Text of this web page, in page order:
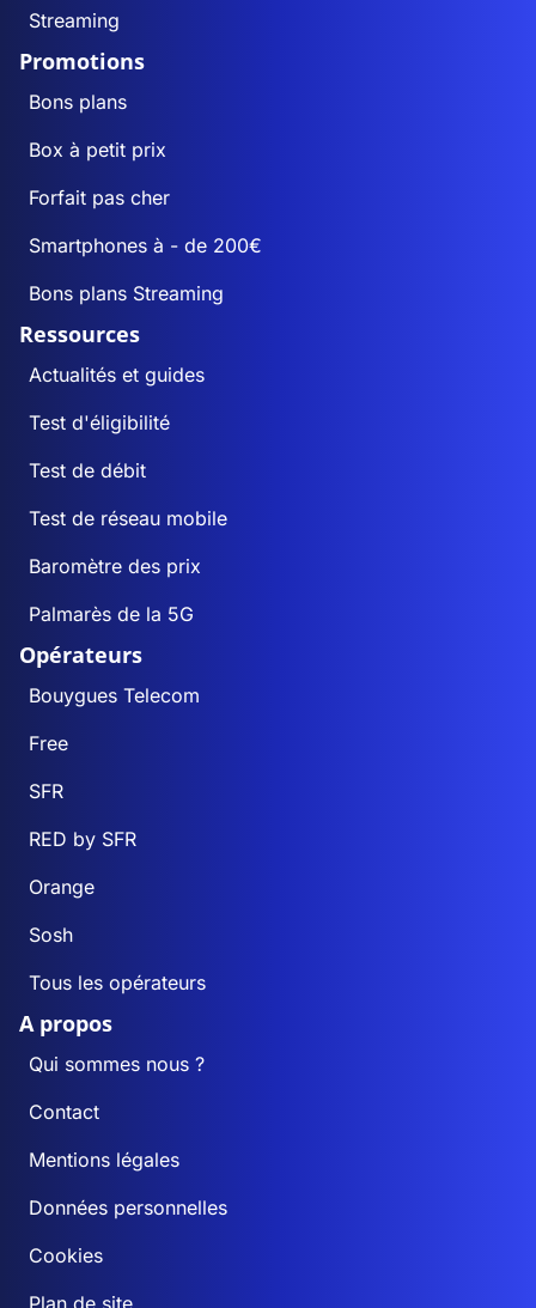
Streaming
Promotions
Bons plans
Box à petit prix
Forfait pas cher
Smartphones à - de 200€
Bons plans Streaming
Ressources
Actualités et guides
Test d'éligibilité
Test de débit
Test de réseau mobile
Baromètre des prix
Palmarès de la 5G
Opérateurs
Bouygues Telecom
Free
SFR
RED by SFR
Orange
Sosh
Tous les opérateurs
A propos
Qui sommes nous ?
Contact
Mentions légales
Données personnelles
Cookies
Plan de site